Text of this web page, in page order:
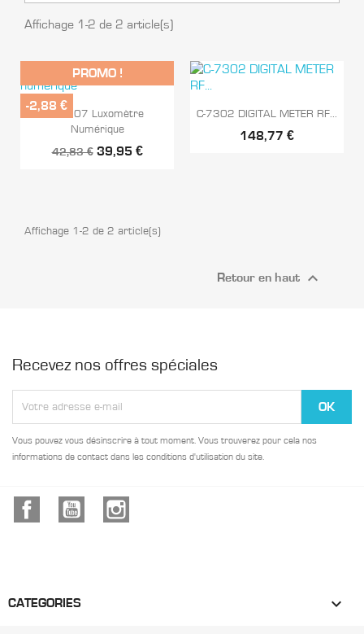
Affichage 1-2 de 2 article(s)
 Aperçu rapide
C-7307 Luxomètre
Numérique
42,83 € 39,95 €
PROMO !
-2,88 €  Aperçu rapide
C-7302 DIGITAL METER RF...
148,77 €
Affichage 1-2 de 2 article(s)
Retour en haut 
Recevez nos offres spéciales
Vous pouvez vous désinscrire à tout moment. Vous trouverez pour cela nos
informations de contact dans les conditions d'utilisation du site.
Facebook YouTube
CATEGORIES 